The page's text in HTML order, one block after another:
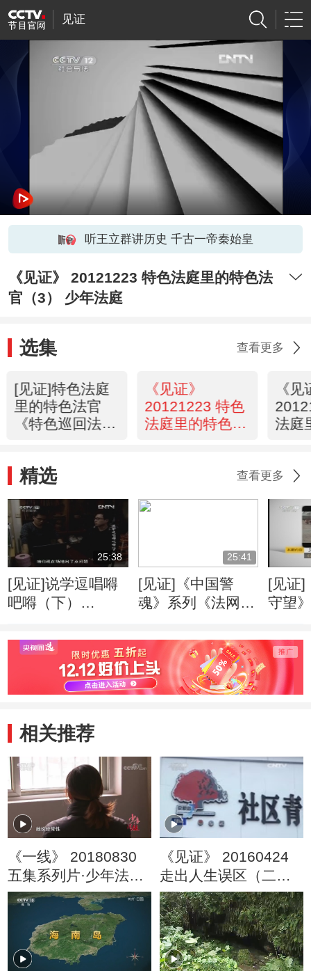
见证
听王立群讲历史 千古一帝秦始皇
《见证》 20121223 特色法庭里的特色法
官（3） 少年法庭
选集 查看更多
[见证]特色法庭
里的特色法官
《特色巡回法
《见证》
20121223 特色
法庭里的特色法
《
法庭
精选 查看更多
25:38
[见证]说学逗唱嘚
吧嘚（下）
25:41
[见证]《中国警
魂》系列《法网先
（20120624）
[见证]
守望
(下级)
相关推荐
《一线》 20180830
五集系列片·少年法庭
撤销监护权
《见证》 20160424
走出人生误区（二）
“古惑仔”变形记